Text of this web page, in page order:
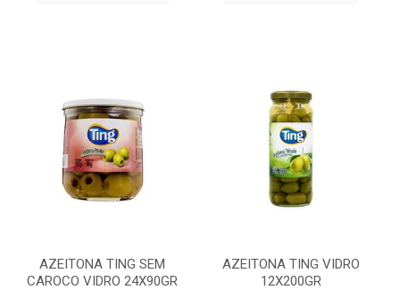
AZEITONA TING SEM
CAROCO VIDRO 24X90GR
AZEITONA TING VIDRO
12X200GR